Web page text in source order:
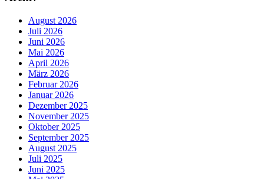
August 2026
Juli 2026
Juni 2026
Mai 2026
April 2026
März 2026
Februar 2026
Januar 2026
Dezember 2025
November 2025
Oktober 2025
September 2025
August 2025
Juli 2025
Juni 2025